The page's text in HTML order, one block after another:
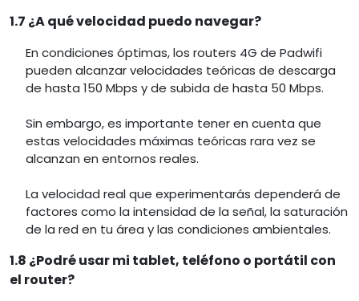
1.7 ¿A qué velocidad puedo navegar?
En condiciones óptimas, los routers 4G de Padwifi
pueden alcanzar velocidades teóricas de descarga
de hasta 150 Mbps y de subida de hasta 50 Mbps.
Sin embargo, es importante tener en cuenta que
estas velocidades máximas teóricas rara vez se
alcanzan en entornos reales.
La velocidad real que experimentarás dependerá de
factores como la intensidad de la señal, la saturación
de la red en tu área y las condiciones ambientales.
1.8 ¿Podré usar mi tablet, teléfono o portátil con
el router?